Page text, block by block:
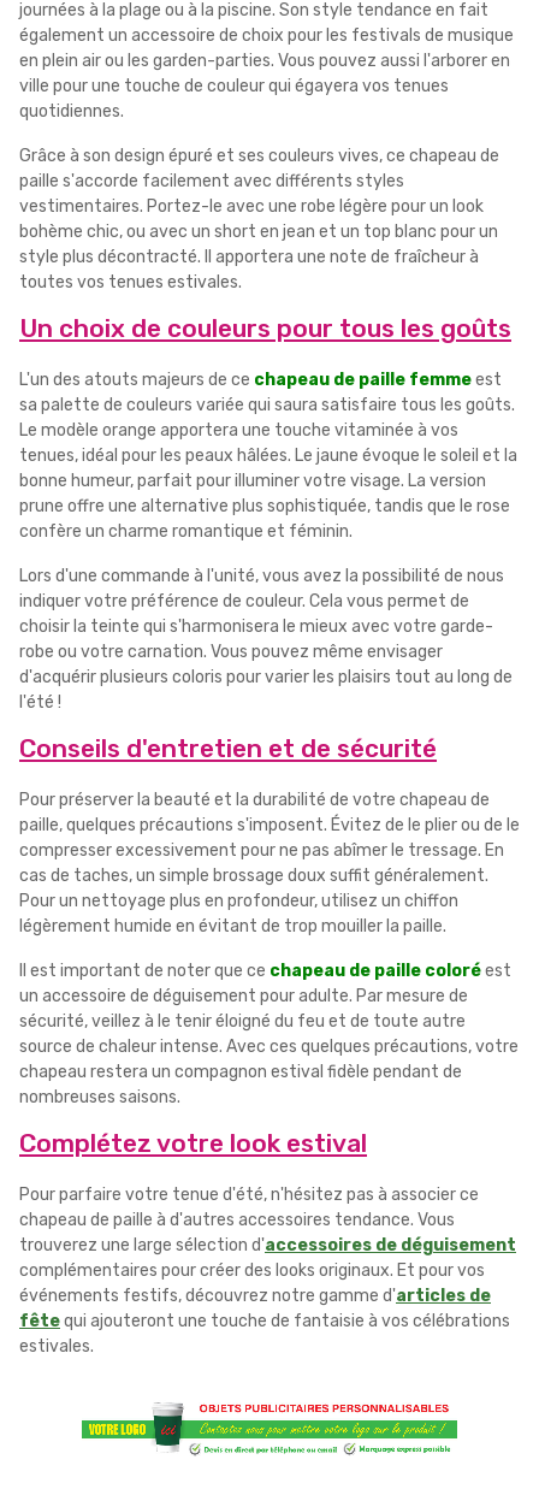
journées à la plage ou à la piscine. Son style tendance en fait
également un accessoire de choix pour les festivals de musique
en plein air ou les garden-parties. Vous pouvez aussi l'arborer en
ville pour une touche de couleur qui égayera vos tenues
quotidiennes.
Grâce à son design épuré et ses couleurs vives, ce chapeau de
paille s'accorde facilement avec différents styles
vestimentaires. Portez-le avec une robe légère pour un look
bohème chic, ou avec un short en jean et un top blanc pour un
style plus décontracté. Il apportera une note de fraîcheur à
toutes vos tenues estivales.
Un choix de couleurs pour tous les goûts
L'un des atouts majeurs de ce chapeau de paille femmeest
sa palette de couleurs variée qui saura satisfaire tous les goûts.
Le modèle orange apportera une touche vitaminée à vos
tenues, idéal pour les peaux hâlées. Le jaune évoque le soleil et la
bonne humeur, parfait pour illuminer votre visage. La version
prune offre une alternative plus sophistiquée, tandis que le rose
confère un charme romantique et féminin.
Lors d'une commande à l'unité, vous avez la possibilité de nous
indiquer votre préférence de couleur. Cela vous permet de
choisir la teinte qui s'harmonisera le mieux avec votre garde-
robe ou votre carnation. Vous pouvez même envisager
d'acquérir plusieurs coloris pour varier les plaisirs tout au long de
l'été !
Conseils d'entretien et de sécurité
Pour préserver la beauté et la durabilité de votre chapeau de
paille, quelques précautions s'imposent. Évitez de le plier ou de le
compresser excessivement pour ne pas abîmer le tressage. En
cas de taches, un simple brossage doux suffit généralement.
Pour un nettoyage plus en profondeur, utilisez un chiffon
légèrement humide en évitant de trop mouiller la paille.
Il est important de noter que ce chapeau de paille coloréest
un accessoire de déguisement pour adulte. Par mesure de
sécurité, veillez à le tenir éloigné du feu et de toute autre
source de chaleur intense. Avec ces quelques précautions, votre
chapeau restera un compagnon estival fidèle pendant de
nombreuses saisons.
Complétez votre look estival
Pour parfaire votre tenue d'été, n'hésitez pas à associer ce
chapeau de paille à d'autres accessoires tendance. Vous
trouverez une large sélection d'accessoires de déguisement
complémentaires pour créer des looks originaux. Et pour vos
événements festifs, découvrez notre gamme d'articles de
fêtequi ajouteront une touche de fantaisie à vos célébrations
estivales.